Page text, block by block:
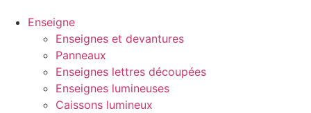
Enseigne
Enseignes et devantures
Panneaux
Enseignes lettres découpées
Enseignes lumineuses
Caissons lumineux